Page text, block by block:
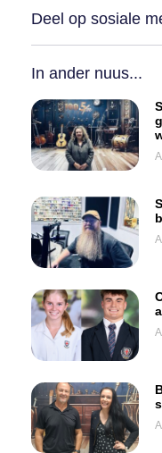
Deel op sosiale
In ander nuus...